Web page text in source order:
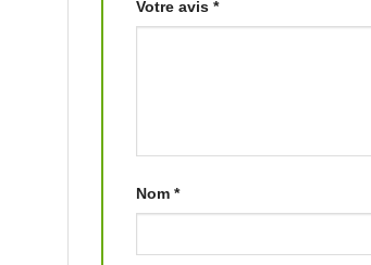
Votre avis *
Nom *